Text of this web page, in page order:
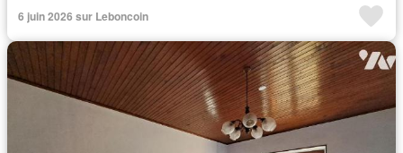
6 juin 2026 sur Leboncoin